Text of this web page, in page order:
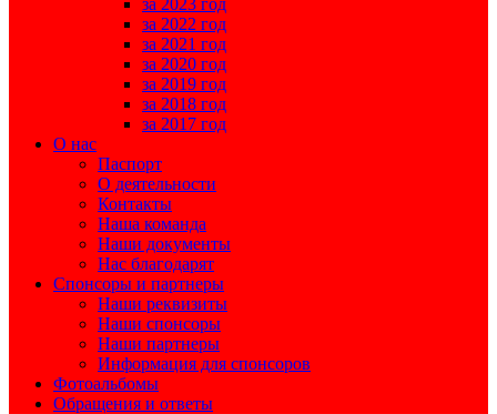
за 2023 год
за 2022 год
за 2021 год
за 2020 год
за 2019 год
за 2018 год
за 2017 год
О нас
Паспорт
О деятельности
Контакты
Наша команда
Наши документы
Нас благодарят
Спонсоры и партнеры
Наши реквизиты
Наши спонсоры
Наши партнеры
Информация для спонсоров
Фотоальбомы
Обращения и ответы